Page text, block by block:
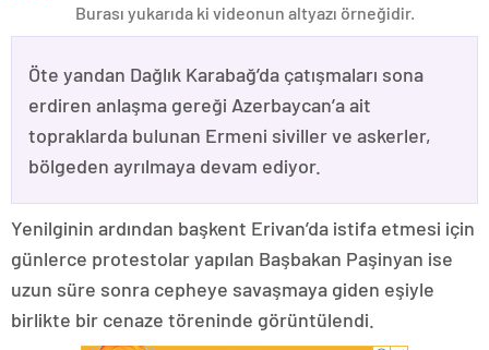
Burası yukarıda ki videonun altyazı örneğidir.
Öte yandan Dağlık Karabağ’da çatışmaları sona
erdiren anlaşma gereği Azerbaycan’a ait
topraklarda bulunan Ermeni siviller ve askerler,
bölgeden ayrılmaya devam ediyor.
Yenilginin ardından başkent Erivan’da istifa etmesi için
günlerce protestolar yapılan Başbakan Paşinyan ise
uzun süre sonra cepheye savaşmaya giden eşiyle
birlikte bir cenaze töreninde görüntülendi.